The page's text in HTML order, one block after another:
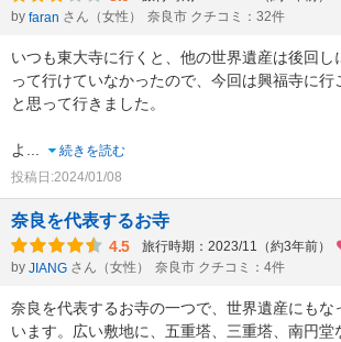
by faran さん（女性） 奈良市 クチコミ：32件
いつも東大寺に行くと、他の世界遺産は後回し
って行けていなかったので、今回は興福寺に行
と思って行きました。
よ
続きを読む
投稿日:2024/01/08
奈良を代表するお寺
4.5 旅行時期：2023/11（約3年前）
by JIANG さん（女性） 奈良市 クチコミ：4件
奈良を代表するお寺の一つで、世界遺産にもな
います。広い敷地に、五重塔、三重塔、南円堂